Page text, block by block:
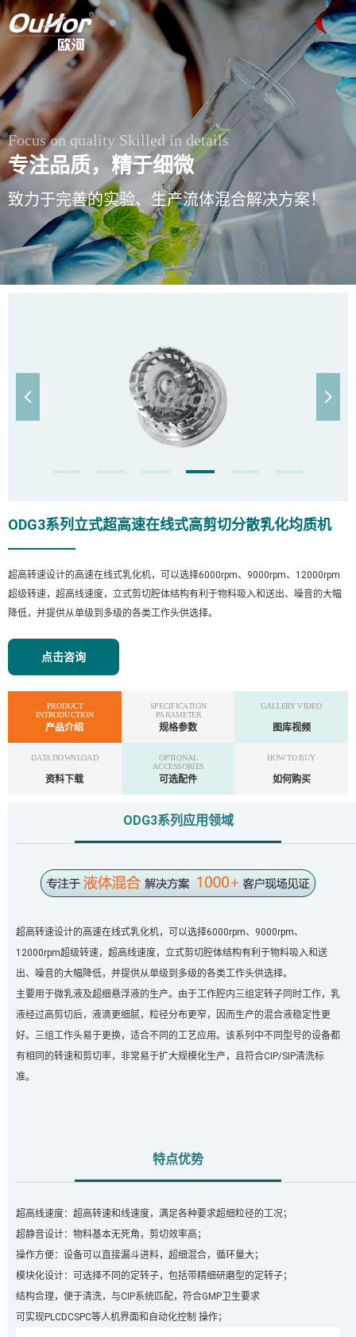
Focus on quality Skilled in details
专注品质，精于细微
致力于完善的实验、生产流体混合解决方案！
 
ODG3系列立式超高速在线式高剪切分散乳化均质机
超高转速设计的高速在线式乳化机，可以选择6000rpm、9000rpm、12000rpm
超级转速，超高线速度，立式剪切腔体结构有利于物料吸入和送出、噪音的大幅
降低，并提供从单级到多级的各类工作头供选择。
点击咨询
PRODUCT
INTRODUCTION
产品介绍
SPECIFICATION
PARAMETER
规格参数
GALLERY VIDEO
图库视频
DATA DOWNLOAD
资料下载
OPTIONAL
ACCESSORIES
可选配件
HOW TO BUY
如何购买
ODG3系列应用领域
超高转速设计的高速在线式乳化机，可以选择6000rpm、9000rpm、
12000rpm超级转速，超高线速度，立式剪切腔体结构有利于物料吸入和送
出、噪音的大幅降低，并提供从单级到多级的各类工作头供选择。
主要用于微乳液及超细悬浮液的生产。由于工作腔内三组定转子同时工作，乳
液经过高剪切后，液滴更细腻，粒径分布更窄，因而生产的混合液稳定性更
好。三组工作头易于更换，适合不同的工艺应用。该系列中不同型号的设备都
有相同的转速和剪切率，非常易于扩大规模化生产，且符合CIP/SIP清洗标
准。
特点优势
超高线速度：超高转速和线速度，满足各种要求超细粒径的工况；
超静音设计：物料基本无死角，剪切效率高；
操作方便：设备可以直接漏斗进料，超细混合，循环量大；
模块化设计：可选择不同的定转子，包括带精细研磨型的定转子；
结构合理，便于清洗，与CIP系统匹配，符合GMP卫生要求
可实现PLCDCSPC等人机界面和自动化控制 操作；